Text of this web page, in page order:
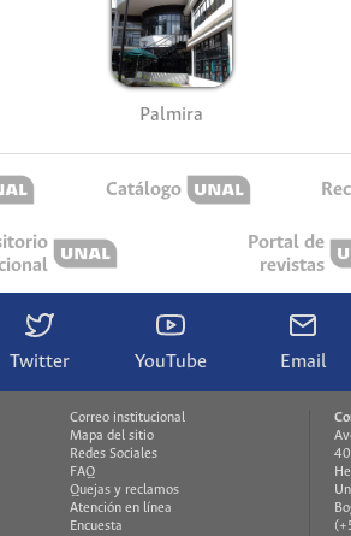
Palmira
Catálogo
Portal de
revistas
Twitter YouTube Email
Correo institucional
Mapa del sitio
Redes Sociales
FAQ
Quejas y reclamos
Atención en línea
Encuesta